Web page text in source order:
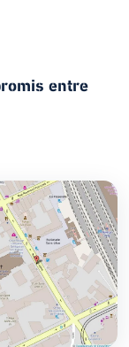
entre